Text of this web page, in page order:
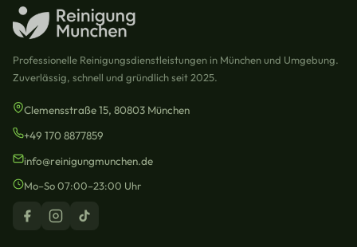
Professionelle Reinigungsdienstleistungen in München und Umgebung.
Zuverlässig, schnell und gründlich seit 2025.
Clemensstraße 15, 80803 München
+49 170 8877859
info@reinigungmunchen.de
Mo–So 07:00–23:00 Uhr